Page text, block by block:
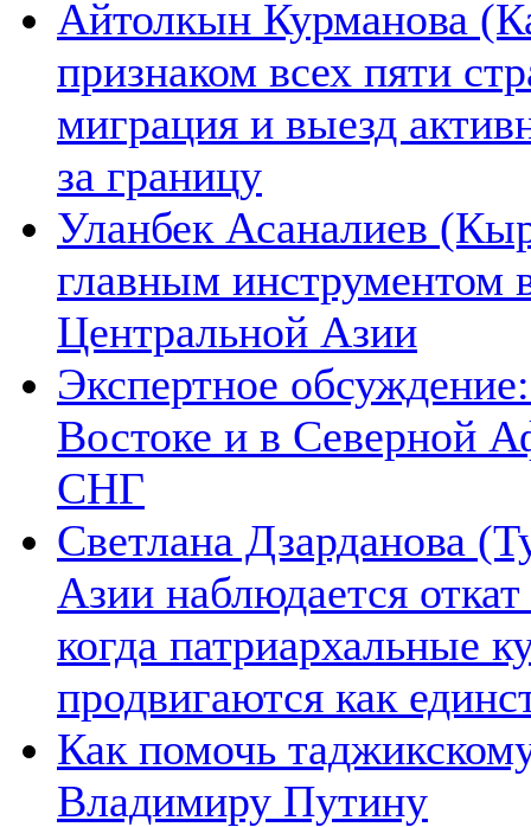
Айтолкын Курманова
признаком всех пяти
миграция и выезд
за границу
Уланбек Асаналиев
главным инструментом
Центральной Азии
Экспертное
Востоке и в Северной
СНГ
Светлана Дзарданова
Азии наблюдается
когда патриархальные
продвигаются как
Как помочь
Владимиру Путину